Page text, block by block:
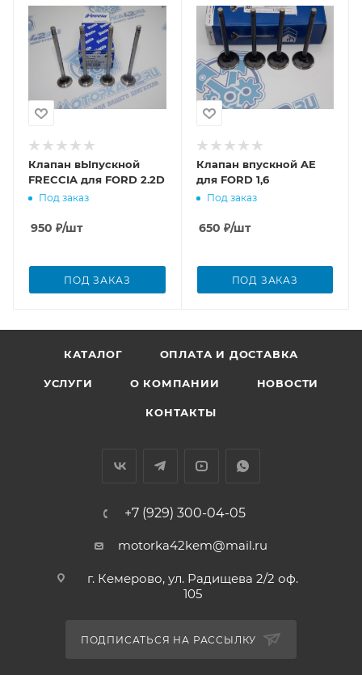
Клапан вЫпускной
FRECCIA для FORD 2.2D
Под заказ
950 ₽/шт
ПОД ЗАКАЗ
Клапан впускной AE
для FORD 1,6
Под заказ
650 ₽/шт
ПОД ЗАКАЗ
КАТАЛОГ ОПЛАТА И ДОСТАВКА
УСЛУГИ О КОМПАНИИ НОВОСТИ
КОНТАКТЫ
+7 (929) 300-04-05
motorka42kem@mail.ru
г. Кемерово, ул. Радищева 2/2 оф.
105
ПОДПИСАТЬСЯ НА РАССЫЛКУ